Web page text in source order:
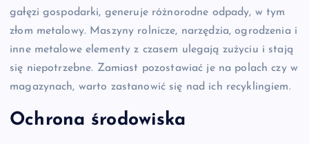
gałęzi gospodarki, generuje różnorodne odpady, w tym
złom metalowy. Maszyny rolnicze, narzędzia, ogrodzenia i
inne metalowe elementy z czasem ulegają zużyciu i stają
się niepotrzebne. Zamiast pozostawiać je na polach czy w
magazynach, warto zastanowić się nad ich recyklingiem.
Ochrona środowiska